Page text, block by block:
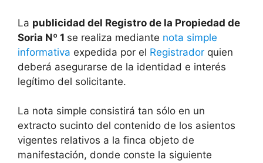
La publicidad del Registro de la Propiedad de
Soria Nº 1 se realiza mediante nota simple
informativa expedida por el Registrador quien
deberá asegurarse de la identidad e interés
legítimo del solicitante.
La nota simple consistirá tan sólo en un
extracto sucinto del contenido de los asientos
vigentes relativos a la finca objeto de
manifestación, donde conste la siguiente